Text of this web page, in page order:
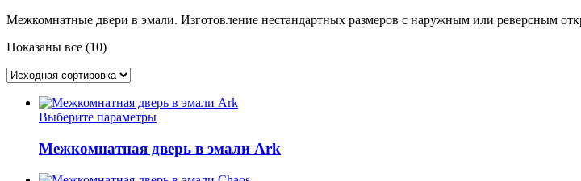
Межкомнатные двери в эмали. Изготовление нестандартных размеров с наружным или реверсным
Показаны все (10)
Выберите параметрыЭтот
имеет
несколько
Межкомнатная дверь в эмали Ark